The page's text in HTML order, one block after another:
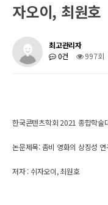
자오이, 최원호
최고관리자
0건
997회
한국콘텐츠학회 2021 종합학술
논문제목: 좀비 영화의 상징성 연
저자 : 쉬자오이, 최원호